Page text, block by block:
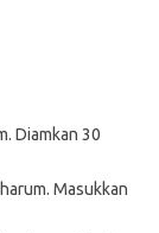
Diamkan 30
Masukkan